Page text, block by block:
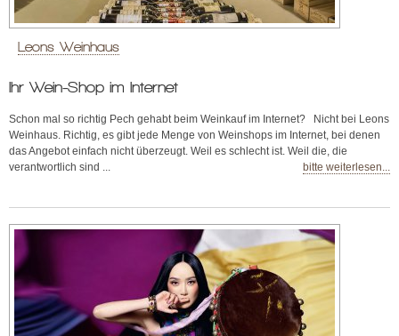
Leons Weinhaus
Ihr Wein-Shop im Internet
Schon mal so richtig Pech gehabt beim Weinkauf im Internet? Nicht bei Leons
Weinhaus. Richtig, es gibt jede Menge von Weinshops im Internet, bei denen
das Angebot einfach nicht überzeugt. Weil es schlecht ist. Weil die, die
verantwortlich sind ...
bitte weiterlesen...